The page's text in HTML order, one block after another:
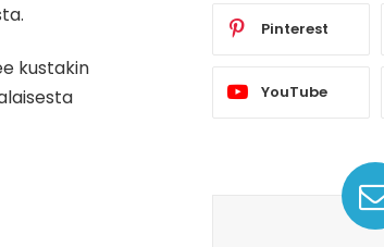
kustakin
Pinterest
YouTube